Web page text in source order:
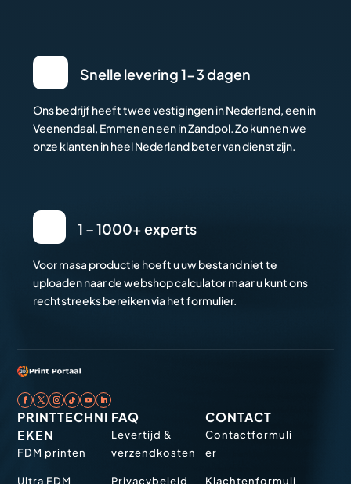
Snelle levering 1-3 dagen
Ons bedrijf heeft twee vestigingen in Nederland, een in
Veenendaal, Emmen en een in Zandpol. Zo kunnen we
onze klanten in heel Nederland beter van dienst zijn.
1 – 1000+ experts
Voor masa productie hoeft u uw bestand niet te
uploaden naar de webshop calculator maar u kunt ons
rechtstreeks bereiken via het formulier.
PRINTTECHNI
EKEN
FDM printen
Ultra FDM
FAQ
Levertijd &
verzendkosten
Privacybeleid
CONTACT
Contactformuli
er
Klachtenformuli